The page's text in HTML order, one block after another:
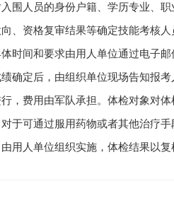
围人员的身份户籍、学历专业、
、资格复审结果等确定技能考核
时间和要求由用人单位通过电子
确定后，由组织单位现场告知报考
，费用由军队承担。体检对象对
于可通过服用药物或者其他治疗
用人单位组织实施，体检结果以复